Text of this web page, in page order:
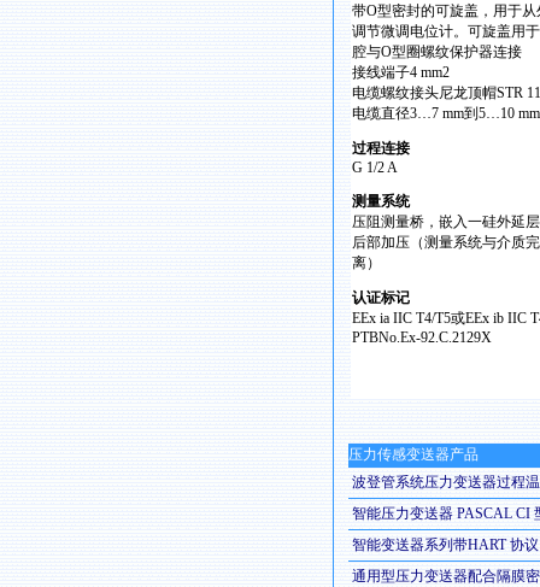
带O型密封的可旋盖，用于从
调节微调电位计。可旋盖用
腔与O型圈螺纹保护器连接
接线端子4 mm2
电缆螺纹接头尼龙顶帽STR 11
电缆直径3…7 mm到5…10 mm
过程连接
G 1/2 A
测量系统
压阻测量桥，嵌入一硅外延
后部加压（测量系统与介质
离）
认证标记
EEx ia IIC T4/T5或EEx ib IIC
PTBNo.Ex-92.C.2129X
压力传感变送器产品
波登管系统压力变送器过程
智能压力变送器 PASCAL CI
智能变送器系列带HART 协
通用型压力变送器配合隔膜